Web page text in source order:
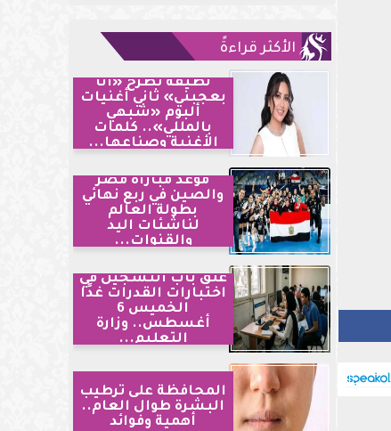
الأكثر قراءةً
لطيفة تطرح «أنا
بعجبني» ثاني أغنيات
ألبوم «شبهي
بالمللي».. كلمات
الأغنية وصناعها...
موعد مباراة مصر
والصين في ربع نهائي
بطولة العالم
لناشئات اليد
والقنوات...
غلق باب التسجيل في
اختبارات القدرات غدًا
الخميس 6
أغسطس.. وزارة
التعليم...
المحافظة على ترطيب
البشرة طوال العام..
أهمية وفوائد